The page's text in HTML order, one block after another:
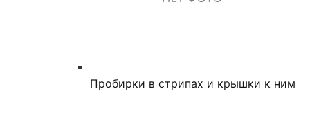
Пробирки в стрипах и крышки к ним